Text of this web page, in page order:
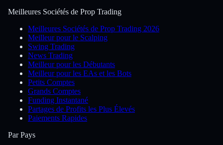
Meilleures Sociétés de Prop Trading
Meilleures Sociétés de Prop Trading 2026
Meilleur pour le Scalping
Swing Trading
News Trading
Meilleur pour les Débutants
Meilleur pour les EAs et les Bots
Petits Comptes
Grands Comptes
Funding Instantané
Partages de Profits les Plus Élevés
Paiements Rapides
Par Pays